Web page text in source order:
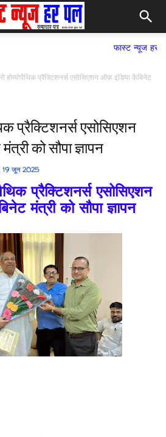
फास्ट न्यूज हर पल समाचार
होम्योपैथिक प्रैक्टिशनर्स एसोसिएशन ऑफ़ इंडिया कैबिनेट
प्रैक्टिशनर्स एसोसिएशन
को सौपा ज्ञापन
19 जून 2025
प्रैक्टिशनर्स एसोसिएशन
मंत्री को सौपा ज्ञापन